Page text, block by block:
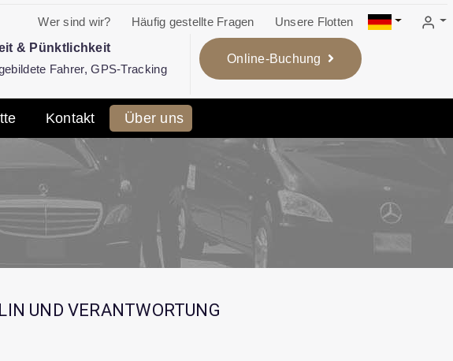
Wer sind wir? Häufig gestellte Fragen
Unsere Flotten
& Pünktlichkeit
Fahrer, GPS-Tracking
Online-Buchung
Kontakt Über uns
UND VERANTWORTUNG